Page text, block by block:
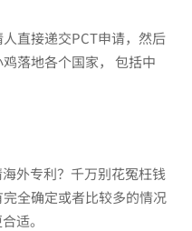
直接递交PCT申请，然后
落地各个国家， 包括中
外专利？千万别花冤枉钱
全确定或者比较多的情况
适。